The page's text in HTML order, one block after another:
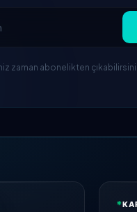
zaman abonelikten
*